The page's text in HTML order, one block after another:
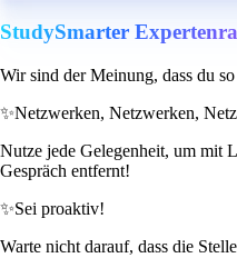
StudySmarter
Wir sind der Meinung, dass du
✨Netzwerken, Netzwerken,
Nutze jede Gelegenheit, um mit
Gespräch entfernt!
✨Sei proaktiv!
Warte nicht darauf, dass die